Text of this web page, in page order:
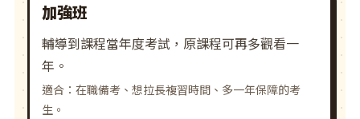
加強班
輔導到課程當年度考試，原課程可再多觀看一
年。
適合：在職備考、想拉長複習時間、多一年保障的考
生。